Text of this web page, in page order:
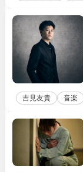
吉見友貴 音楽